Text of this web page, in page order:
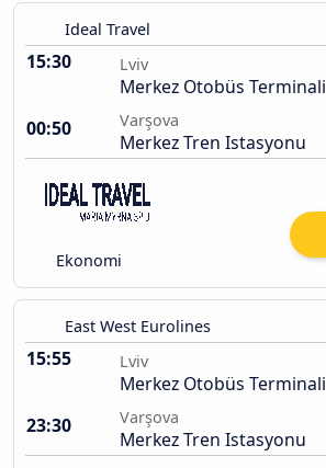
Ideal Travel
15:30 Lviv
Merkez Otobüs Terminali
00:50
Varşova
Merkez Tren Istasyonu
Ekonomi
East West Eurolines
15:55 Lviv
Merkez Otobüs Terminali
23:30
Varşova
Merkez Tren Istasyonu